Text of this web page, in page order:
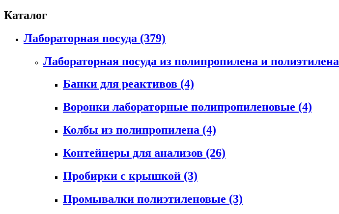
Каталог
Лабораторная посуда (379)
Лабораторная посуда из полипропилена и полиэтилена
Банки для реактивов (4)
Воронки лабораторные полипропиленовые (4)
Колбы из полипропилена (4)
Контейнеры для анализов (26)
Пробирки с крышкой (3)
Промывалки полиэтиленовые (3)